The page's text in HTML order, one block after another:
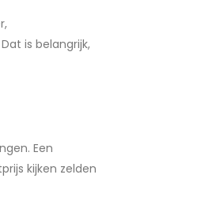
is belangrijk,
Een
kijken zelden